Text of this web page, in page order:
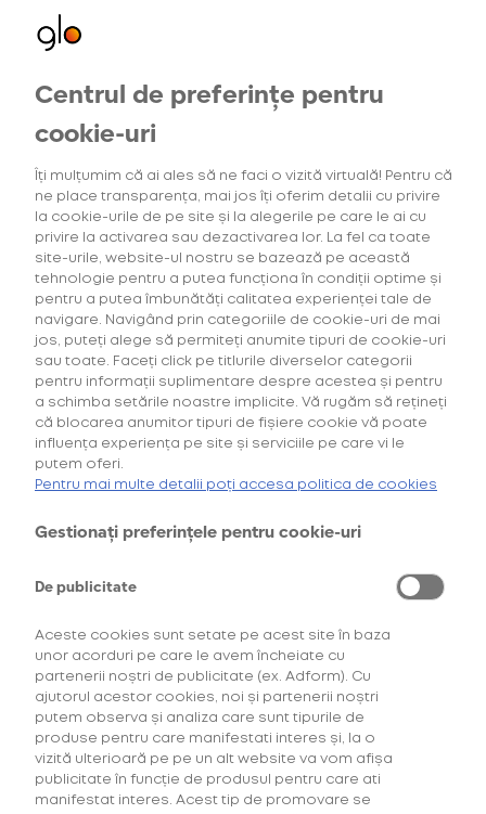
Toate Distracție Cultură
Universul
Oameni
Articole recente
12 Septembrie 2022
Cocktails with a twist by glo™
Distracție
Festival Compendium
Cuvântul festival ascunde mult mai multe
experiențe decât concertele live. De la oamenii pe
care îi cunoști, până la mâncarea pe care o
descoperi. De la locurile unde alegi să te relaxezi,
Oferte exclusive
*Ofertă valabilă în perioada 29.07.2026-29.08.2026, în limita stocului disponibil.
Centrul de preferințe pentru
cookie-uri
Îți mulțumim că ai ales să ne faci o vizită virtuală! Pentru că
ne place transparența, mai jos îți oferim detalii cu privire
la cookie-urile de pe site și la alegerile pe care le ai cu
privire la activarea sau dezactivarea lor. La fel ca toate
site-urile, website-ul nostru se bazează pe această
tehnologie pentru a putea funcționa în condiții optime și
pentru a putea îmbunătăți calitatea experienței tale de
navigare. Navigând prin categoriile de cookie-uri de mai
jos, puteți alege să permiteți anumite tipuri de cookie-uri
sau toate. Faceți click pe titlurile diverselor categorii
pentru informații suplimentare despre acestea și pentru
a schimba setările noastre implicite. Vă rugăm să rețineți
că blocarea anumitor tipuri de fișiere cookie vă poate
influența experiența pe site și serviciile pe care vi le
putem oferi.
Pentru mai multe detalii poți accesa politica de cookies
Gestionați preferințele pentru cookie-uri
De publicitate
Aceste cookies sunt setate pe acest site în baza
unor acorduri pe care le avem încheiate cu
partenerii noștri de publicitate (ex. Adform). Cu
ajutorul acestor cookies, noi și partenerii noștri
putem observa și analiza care sunt tipurile de
produse pentru care manifestati interes și, la o
vizită ulterioară pe pe un alt website va vom afișa
publicitate în funcție de produsul pentru care ati
manifestat interes. Acest tip de promovare se